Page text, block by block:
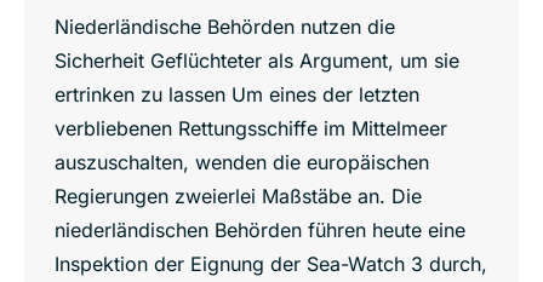
Niederländische Behörden nutzen die
Sicherheit Geflüchteter als Argument, um sie
ertrinken zu lassen Um eines der letzten
verbliebenen Rettungsschiffe im Mittelmeer
auszuschalten, wenden die europäischen
Regierungen zweierlei Maßstäbe an. Die
niederländischen Behörden führen heute eine
Inspektion der Eignung der Sea-Watch 3 durch,